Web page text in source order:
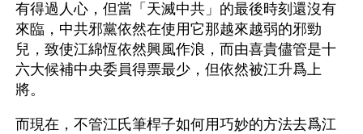
有得過人心，但當「天滅中共」的最後時刻還沒有
來臨，中共邪黨依然在使用它那越來越弱的邪勁
兒，致使江綿恆依然興風作浪，而由喜貴儘管是十
六大候補中央委員得票最少，但依然被江升爲上
將。
而現在，不管江氏筆桿子如何用巧妙的方法去爲江